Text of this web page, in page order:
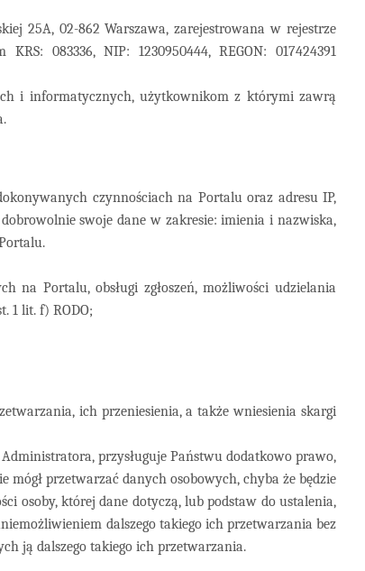
25A, 02-862 Warszawa, zarejestrowana w rejestrze
083336, NIP: 1230950444, REGON: 017424391
i informatycznych, użytkownikom z którymi zawrą
czynnościach na Portalu oraz adresu IP,
swoje dane w zakresie: imienia i nazwiska,
na Portalu, obsługi zgłoszeń, możliwości udzielania
1 lit. f) RODO;
ich przeniesienia, a także wniesienia skargi
przysługuje Państwu dodatkowo prawo,
przetwarzać danych osobowych, chyba że będzie
osoby, której dane dotyczą, lub podstaw do ustalenia,
dalszego takiego ich przetwarzania bez
ją dalszego takiego ich przetwarzania.